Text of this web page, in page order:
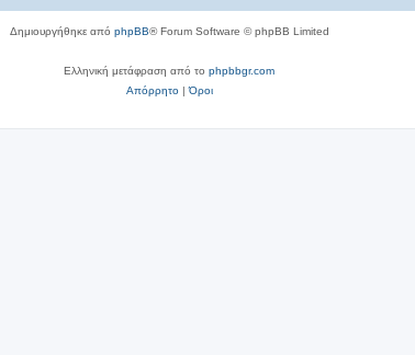
Δημιουργήθηκε από phpBB® Forum Software © phpBB Limited
Ελληνική μετάφραση από το phpbbgr.com
Απόρρητο|Όροι